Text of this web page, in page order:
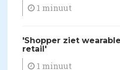
1 minuut
'Shopper ziet
retail'
1 minuut